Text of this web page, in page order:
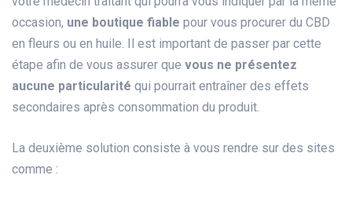
occasion, une boutique fiable pour vous procurer du CBD
en fleurs ou en huile. Il est important de passer par cette
étape afin de vous assurer que vous ne présentez
aucune particularité qui pourrait entraîner des effets
secondaires après consommation du produit.
La deuxième solution consiste à vous rendre sur des sites
comme :